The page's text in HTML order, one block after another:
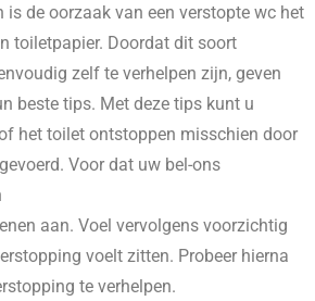
is de oorzaak van een verstopte wc het
toiletpapier. Doordat dit soort
zelf te verhelpen zijn, geven
beste tips. Met deze tips kunt u
het toilet ontstoppen misschien door
Voor dat uw bel-ons
aan. Voel vervolgens voorzichtig
voelt zitten. Probeer hierna
te verhelpen.